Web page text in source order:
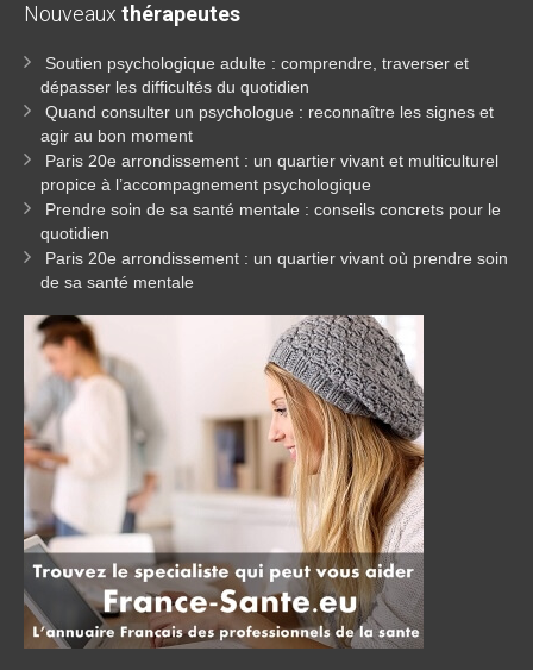
Nouveaux thérapeutes
Soutien psychologique adulte : comprendre, traverser et
dépasser les difficultés du quotidien
Quand consulter un psychologue : reconnaître les signes et
agir au bon moment
Paris 20e arrondissement : un quartier vivant et multiculturel
propice à l’accompagnement psychologique
Prendre soin de sa santé mentale : conseils concrets pour le
quotidien
Paris 20e arrondissement : un quartier vivant où prendre soin
de sa santé mentale